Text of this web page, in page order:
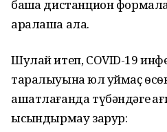
башҡа дистанцион
аралаша ала.
Шулай итеп, COVID-19
таралыуына юл ҡуймаҫ
ашатлағанда түбәндәге
ысҡындырмау зарур: